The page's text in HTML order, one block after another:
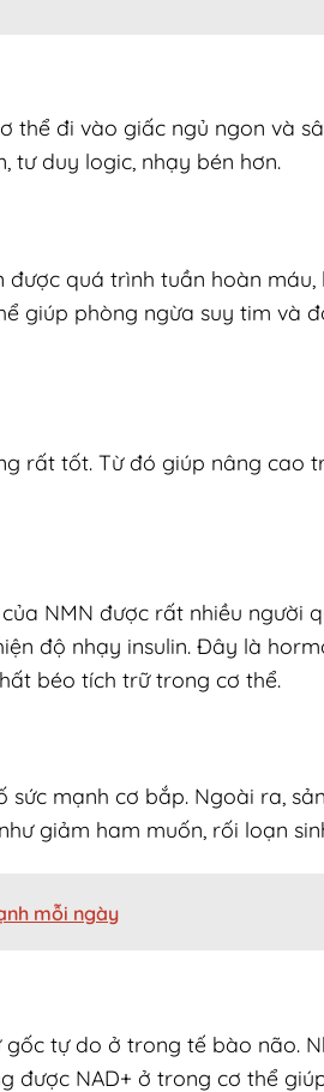
thể đi vào giấc ngủ ngon và
tư duy logic, nhạy bén hơn.
được quá trình tuần hoàn máu,
giúp phòng ngừa suy tim và
rất tốt. Từ đó giúp nâng cao
NMN được rất nhiều người
độ nhạy insulin. Đây là
béo tích trữ trong cơ thể.
sức mạnh cơ bắp. Ngoài ra,
giảm ham muốn, rối loạn
mỗi ngày
tự do ở trong tế bào não.
được NAD+ ở trong cơ thể